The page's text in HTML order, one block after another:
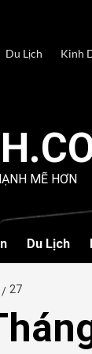
Du Lịch Kinh
MẼ HƠN
Du Lịch
27